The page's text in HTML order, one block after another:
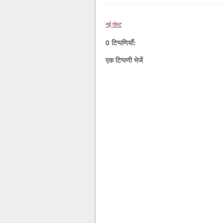
नई पोस्ट
0 टिप्पणियाँ:
एक टिप्पणी भेजें